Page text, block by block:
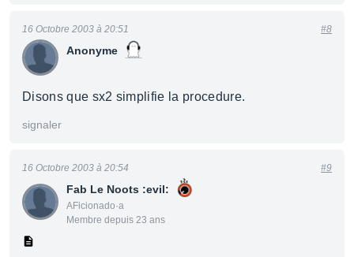
Anonyme
16 Octobre 2003 à 20:51 #8
Disons que sx2 simplifie la procedure.
signaler
Fab Le Noots :evil:
AFicionado·a
Membre depuis 23 ans
16 Octobre 2003 à 20:54 #9